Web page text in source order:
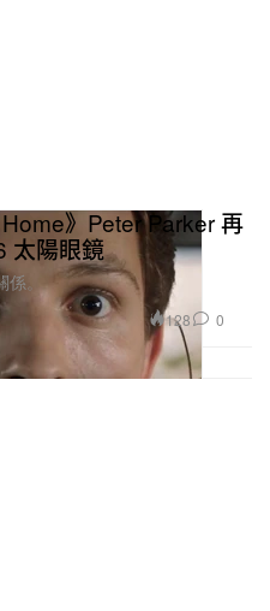
》Peter Parker 再
太陽眼鏡
。
128 0